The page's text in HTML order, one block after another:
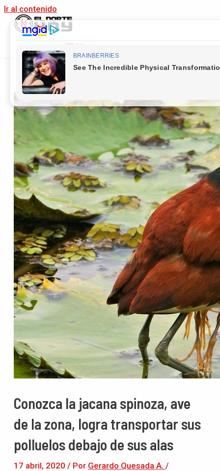
Ir al contenido
Main Menu
Conozca la jacana spinoza, ave
de la zona, logra transportar sus
polluelos debajo de sus alas
17 abril, 2020 / Por Gerardo Quesada A. /